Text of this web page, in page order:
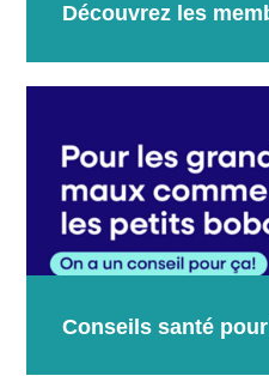
Découvrez les
Conseils santé pour